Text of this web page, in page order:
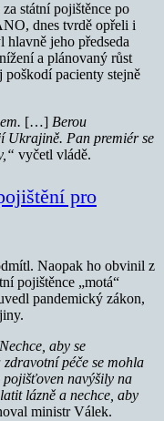
státní pojištěnce po
dnes tvrdě opřeli i
jeho předseda
a plánovaný růst
poškodí pacienty stejně
[…] Berou
Ukrajině. Pan premiér se
vyčetl vládě.
pro
Naopak ho obvinil z
pojištěnce „motá“
pandemický zákon,
aby se
péče se mohla
pojišťoven navýšily na
lázně a nechce, aby
ministr Válek.